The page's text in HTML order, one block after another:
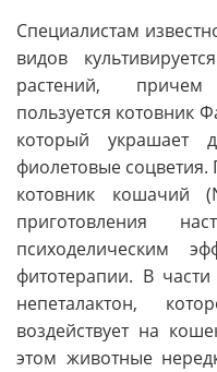
Специалистам
видов
растений,
пользуется котовник
который украшает
фиолетовые
котовник кошачий
приготовления
психоделическим
фитотерапии. В
непеталактон,
воздействует на
этом животные